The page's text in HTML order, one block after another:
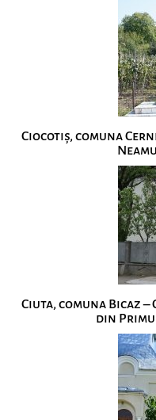
Ciocotiș, comuna
Ciuta, comuna Bicaz
din